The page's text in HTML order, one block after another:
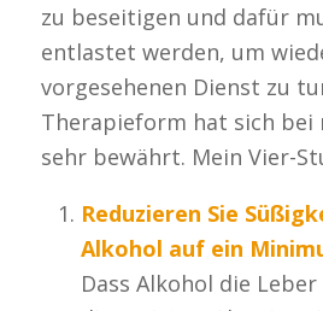
zu beseitigen und dafür
entlastet werden, um
vorgesehenen Dienst zu
Therapieform hat sich bei
sehr bewährt. Mein Vier-
Reduzieren Sie
Alkohol auf ein
Dass Alkohol die